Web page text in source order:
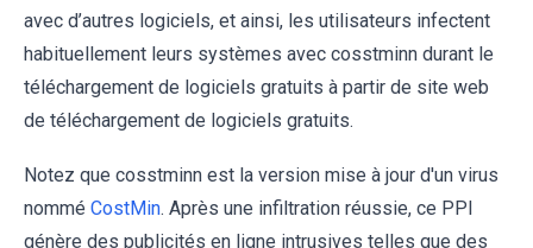
avec d’autres logiciels, et ainsi, les utilisateurs infectent
habituellement leurs systèmes avec cosstminn durant le
téléchargement de logiciels gratuits à partir de site web
de téléchargement de logiciels gratuits.
Notez que cosstminn est la version mise à jour d'un virus
nommé CostMin. Après une infiltration réussie, ce PPI
génère des publicités en ligne intrusives telles que des